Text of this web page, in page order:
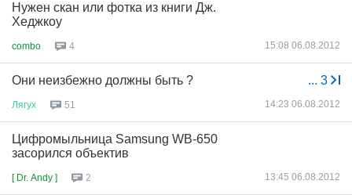
Нужен скан или фотка из книги Дж.
Хеджкоу
combo 4 15:08 06.08.2012
... 3
Они неизбежно должны быть ?
Лягух 51 14:23 06.08.2012
Цифромыльница Samsung WB-650
засорился объектив
[ Dr. Andy ] 2 13:45 06.08.2012